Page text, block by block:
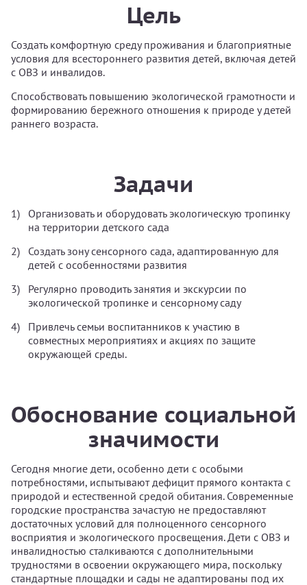
Цель
Создать комфортную среду проживания и благоприятные
условия для всестороннего развития детей, включая детей
с ОВЗ и инвалидов.
Способствовать повышению экологической грамотности и
формированию бережного отношения к природе у детей
раннего возраста.
Задачи
Организовать и оборудовать экологическую тропинку
на территории детского сада
Создать зону сенсорного сада, адаптированную для
детей с особенностями развития
Регулярно проводить занятия и экскурсии по
экологической тропинке и сенсорному саду
Привлечь семьи воспитанников к участию в
совместных мероприятиях и акциях по защите
окружающей среды.
Обоснование социальной
значимости
Сегодня многие дети, особенно дети с особыми
потребностями, испытывают дефицит прямого контакта с
природой и естественной средой обитания. Современные
городские пространства зачастую не предоставляют
достаточных условий для полноценного сенсорного
восприятия и экологического просвещения. Дети с ОВЗ и
инвалидностью сталкиваются с дополнительными
трудностями в освоении окружающего мира, поскольку
стандартные площадки и сады не адаптированы под их